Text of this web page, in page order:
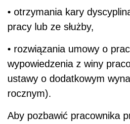
• otrzymania kary
pracy lub ze służby,
• rozwiązania umowy o
wypowiedzenia z winy
ustawy o dodatkowym
rocznym).
Aby pozbawić pracownika